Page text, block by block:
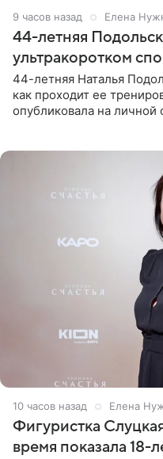
9 часов назад Елена
44-летняя
ультракоротком
44-летняя Наталья
как проходит ее
опубликовала на личной
10 часов назад Елена
Фигуристка
время показала 18-